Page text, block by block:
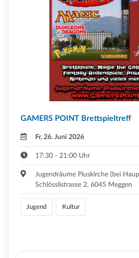
GAMERS POINT Brettspieltreff
Fr, 26. Juni 2026
17:30 - 21:00 Uhr
Jugendräume Piuskirche (bei
Schlösslistrasse 2, 6045 Meggen
Jugend Kultur